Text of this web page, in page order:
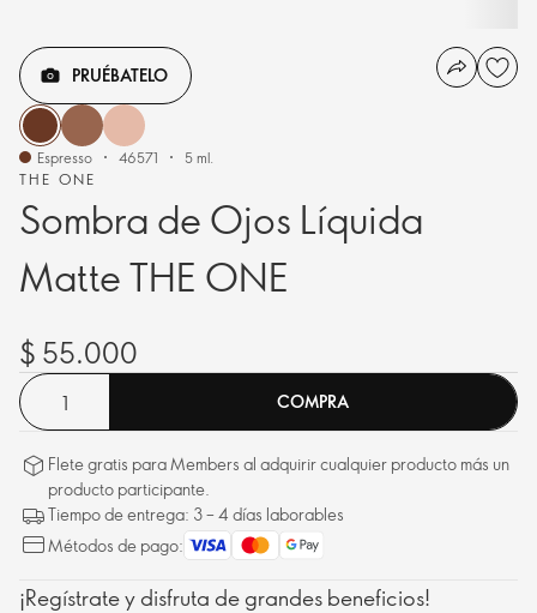
THE ONE
Sombra de Ojos Líquida
Matte THE ONE
PRUÉBATELO
Espresso 46571 5 ml.
$ 55.000
COMPRA
Flete gratis para Members al adquirir cualquier producto más un
producto participante.
Tiempo de entrega: 3 – 4 días laborables
Métodos de pago:
¡Regístrate y disfruta de grandes beneficios!